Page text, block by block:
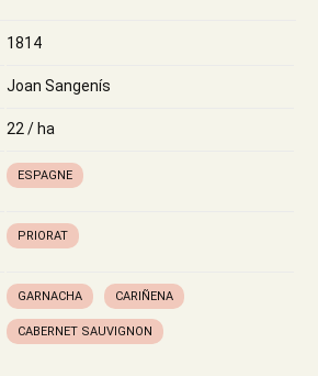
1814
Joan Sangenís
22 / ha
ESPAGNE
PRIORAT
GARNACHA CARIÑENA
CABERNET SAUVIGNON